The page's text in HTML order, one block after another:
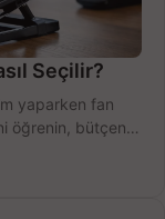
Seçilir?
yaparken fan
öğrenin, bütçenizi